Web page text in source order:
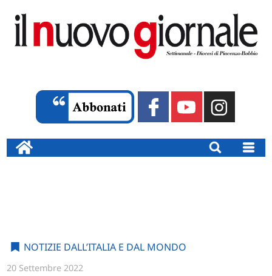
NOTIZIE DALL’ITALIA E DAL MONDO
20 Settembre 2022